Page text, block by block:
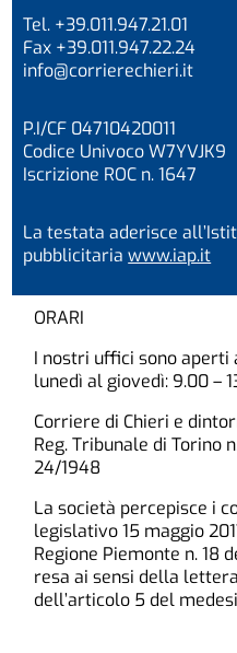
Tel. +39.011.947.21.01
Fax +39.011.947.22.24
info@corrierechieri.it
P.I/CF 04710420011
Codice Univoco W7YVJK9
Iscrizione ROC n. 1647
La testata aderisce
pubblicitariawww.iap.it
ORARI
I nostri uffici sono aperti
lunedì al giovedì: 9.00 –
Corriere di Chieri e
Reg. Tribunale di Torino
24/1948
La società percepisce i
legislativo 15 maggio
Regione Piemonte n. 18
resa ai sensi della
dell’articolo 5 del